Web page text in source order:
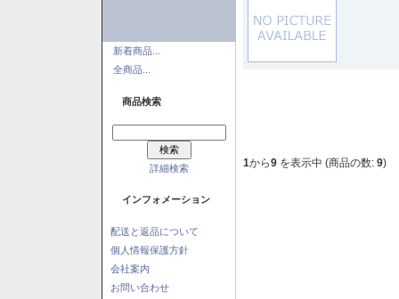
新着商品...
全商品...
商品検索
詳細検索
インフォメーション
配送と返品について
個人情報保護方針
会社案内
お問い合わせ
1から9 を表示中 (商品の数: 9)